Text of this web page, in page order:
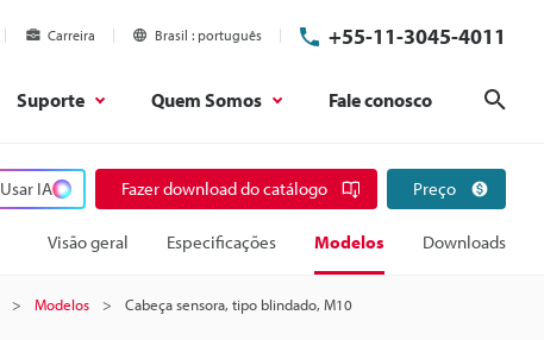
Carreira Brasil português +55-11-3045-4011
Suporte Quem Somos Fale conosco
Usar IA Fazer download do catálogo Preço
Visão geral Especificações Modelos Downloads
Modelos Cabeça sensora, tipo blindado, M10